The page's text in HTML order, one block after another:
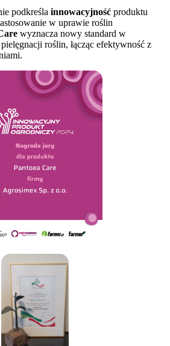
podkreśla innowacyjność produktu
w uprawie roślin
wyznacza nowy standard w
roślin, łącząc efektywność z